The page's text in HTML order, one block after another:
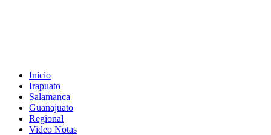
Inicio
Irapuato
Salamanca
Guanajuato
Regional
Video Notas